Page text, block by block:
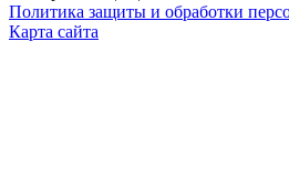
Политика защиты и обработки
Карта сайта